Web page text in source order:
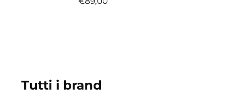
Tutti i brand